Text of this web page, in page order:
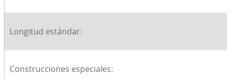
Longitud estándar:
Construcciones especiales: